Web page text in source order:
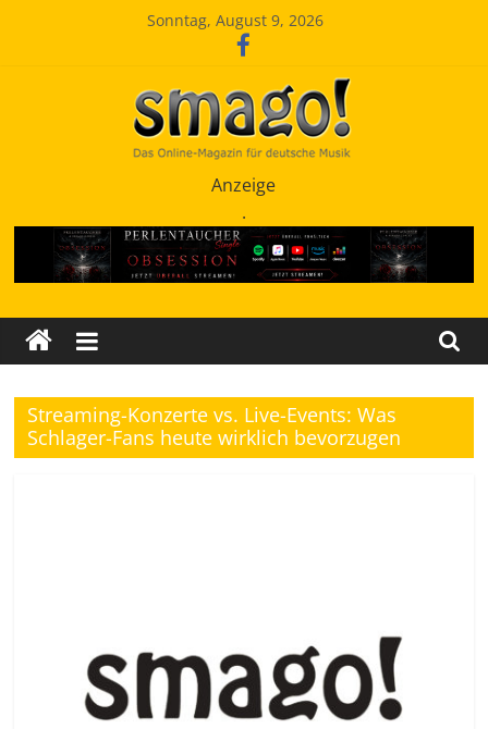
Sonntag, August 9, 2026
SchlagerMAGazinOnline
Anzeige
.
Streaming-Konzerte vs. Live-Events: Was
Schlager-Fans heute wirklich bevorzugen